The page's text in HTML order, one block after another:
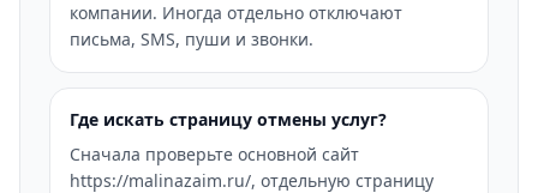
компании. Иногда отдельно отключают
письма, SMS, пуши и звонки.
Где искать страницу отмены услуг?
Сначала проверьте основной сайт
https://malinazaim.ru/, отдельную страницу